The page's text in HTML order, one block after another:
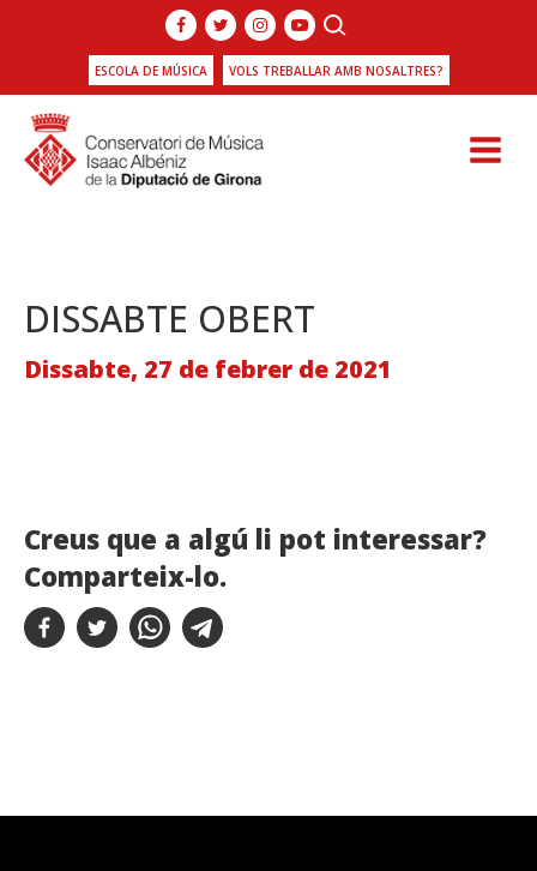
ESCOLA DE MÚSICA VOLS TREBALLAR AMB NOSALTRES?
DISSABTE OBERT
Dissabte, 27 de febrer de 2021
Creus que a algú li pot interessar?
Comparteix-lo.